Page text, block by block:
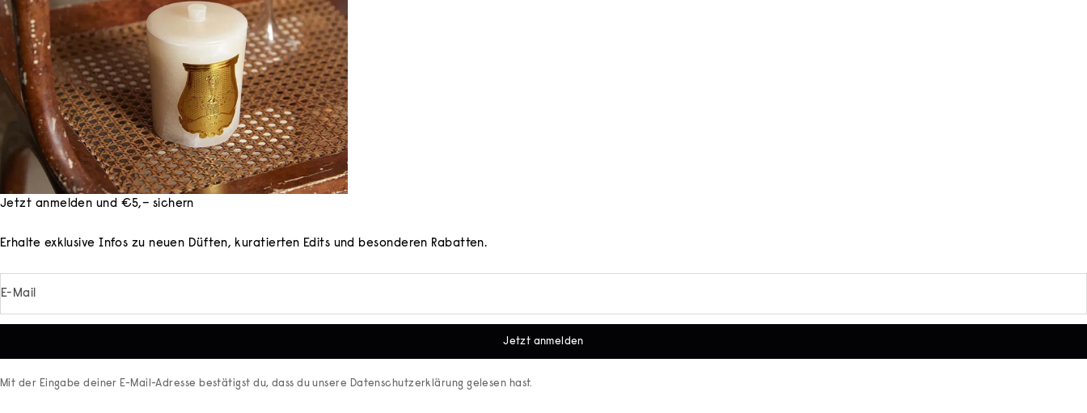
Jetzt anmelden und €5,– sichern
Erhalte exklusive Infos zu neuen Düften, kuratierten Edits und besonderen Rabatten.
E-Mail
Jetzt anmelden
Mit der Eingabe deiner E-Mail-Adresse bestätigst du, dass du unsere Datenschutzerklärung gelesen hast.